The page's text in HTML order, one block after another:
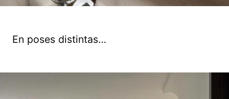
En poses distintas…